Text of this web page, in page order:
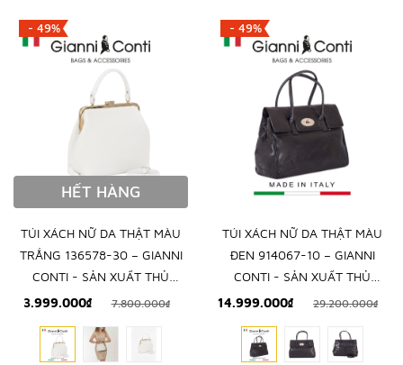
- 49%
HẾT HÀNG
TÚI XÁCH NỮ DA THẬT MÀU
TRẮNG 136578-30 – GIANNI
CONTI - SẢN XUẤT THỦ
CÔNG TẠI ITALY
3.999.000₫ 7.800.000₫
- 49%
TÚI XÁCH NỮ DA THẬT MÀU
ĐEN 914067-10 – GIANNI
CONTI - SẢN XUẤT THỦ
CÔNG TẠI ITALY
14.999.000₫ 29.200.000₫